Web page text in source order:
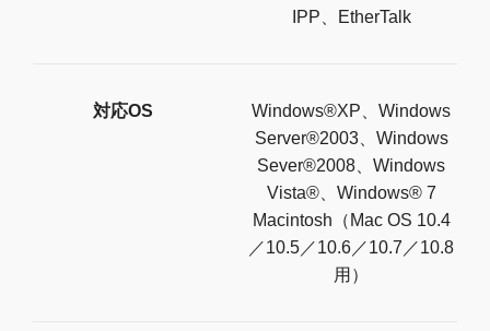
IPP、EtherTalk
対応OS
Windows®XP、Windows
Server®2003、Windows
Sever®2008、Windows
Vista®、Windows® 7
Macintosh（Mac OS 10.4
／10.5／10.6／10.7／10.8
用）